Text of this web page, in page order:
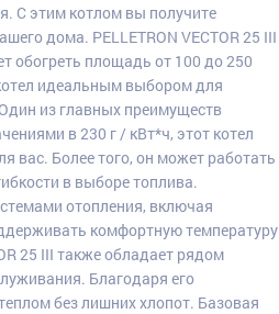
С этим котлом вы получите
дома. PELLETRON VECTOR 25 III
обогреть площадь от 100 до 250
идеальным выбором для
из главных преимуществ
в 230 г / кВт*ч, этот котел
вас. Более того, он может работать
в выборе топлива.
отопления, включая
комфортную температуру
25 III также обладает рядом
Благодаря его
без лишних хлопот. Базовая